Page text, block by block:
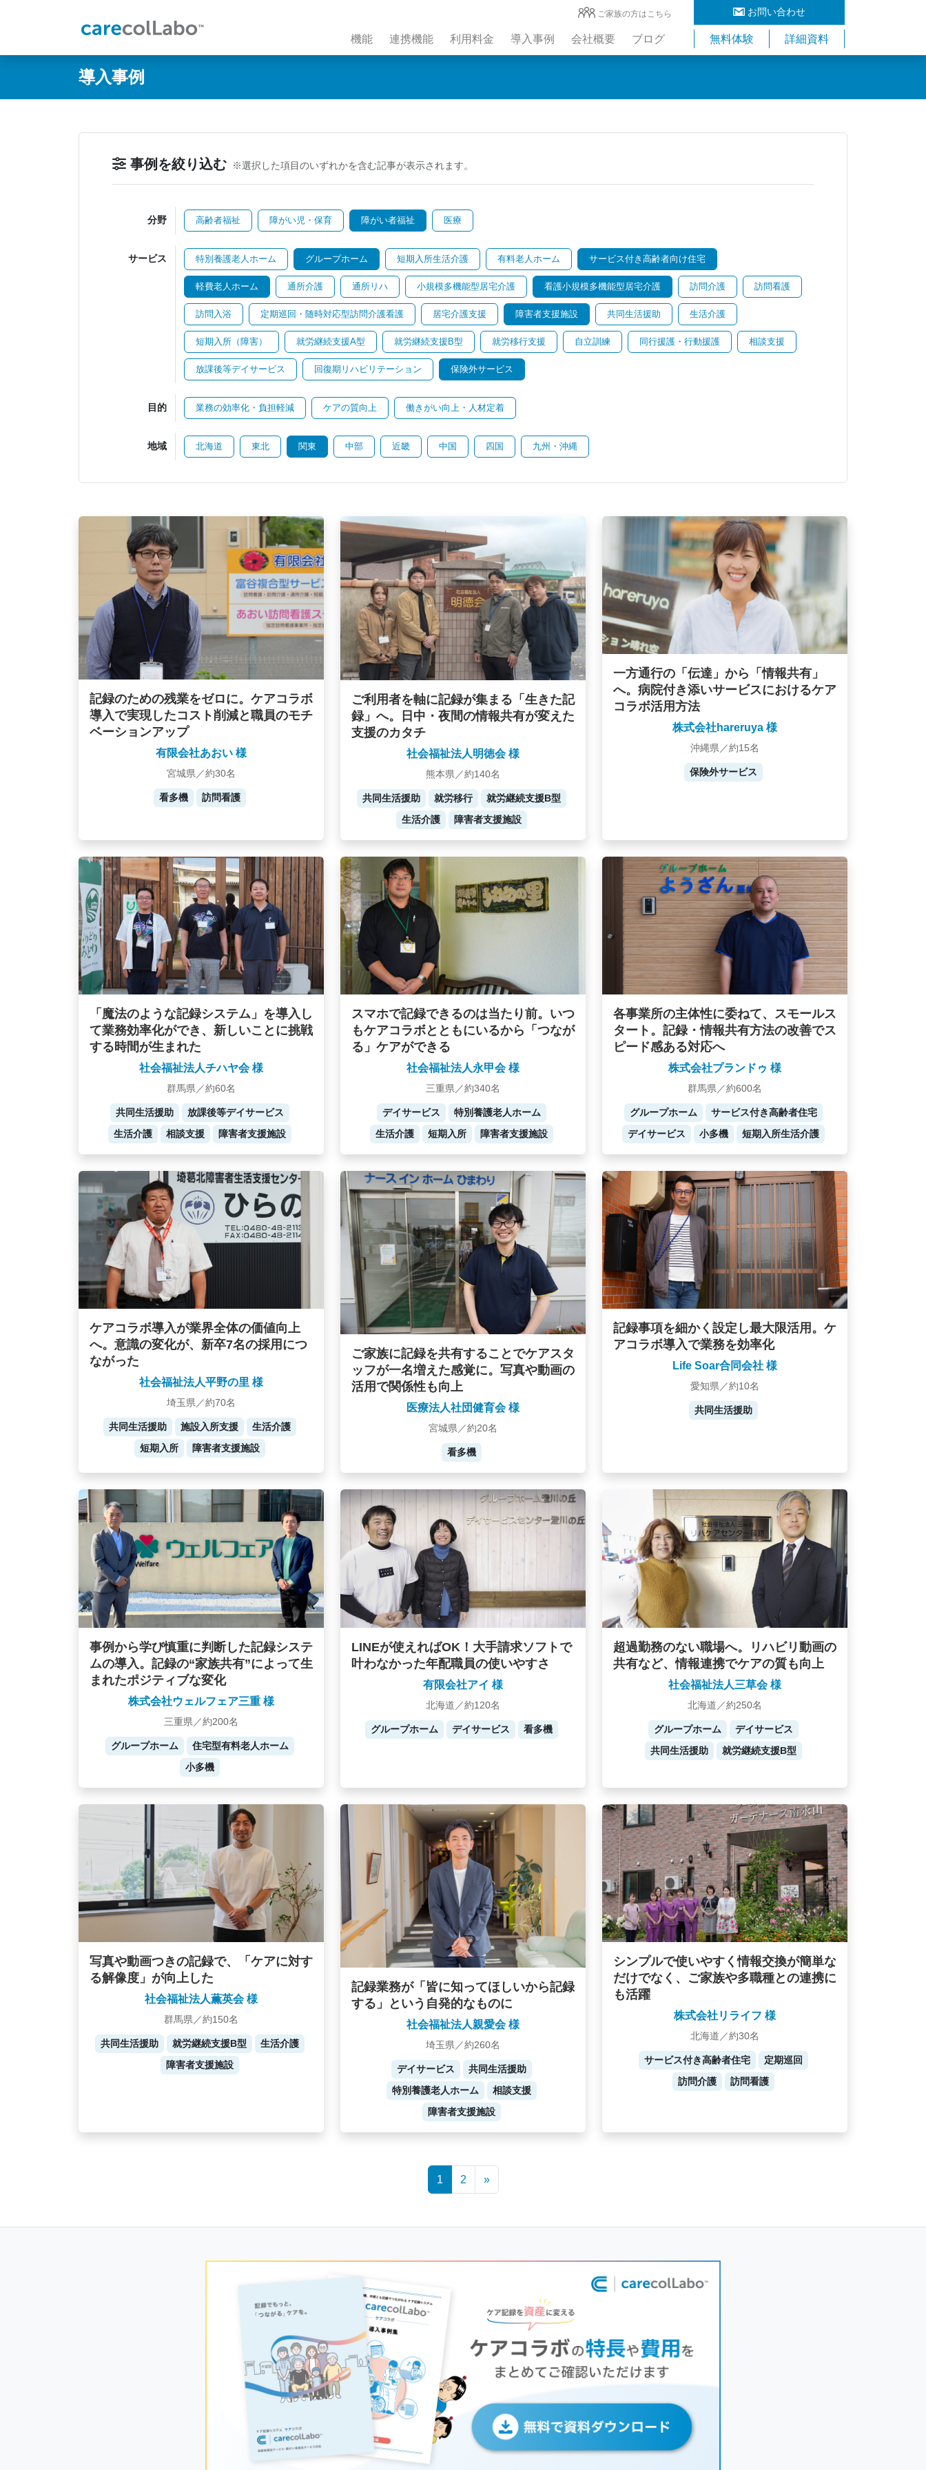
お問い合わせ
ご家族の方はこちら
機能 連携機能 利用料金 導入事例 会社概要 ブログ 無料体験 詳細資料
導入事例
事例を絞り込む ※選択した項目のいずれかを含む記事が表示されます。
分野 高齢者福祉 障がい児・保育 障がい者福祉 医療
サービス 特別養護老人ホーム グループホーム 短期入所生活介護 有料老人ホーム サービス付き高齢者向け住宅
軽費老人ホーム 通所介護 通所リハ 小規模多機能型居宅介護 看護小規模多機能型居宅介護 訪問介護 訪問看護
訪問入浴 定期巡回・随時対応型訪問介護看護 居宅介護支援 障害者支援施設 共同生活援助 生活介護
短期入所（障害） 就労継続支援A型 就労継続支援B型 就労移行支援 自立訓練 同行援護・行動援護 相談支援
放課後等デイサービス 回復期リハビリテーション 保険外サービス
目的 業務の効率化・負担軽減 ケアの質向上 働きがい向上・人材定着
地域 北海道 東北 関東 中部 近畿 中国 四国 九州・沖縄
記録のための残業をゼロに。ケアコラボ
導入で実現したコスト削減と職員のモチ
ベーションアップ
有限会社あおい 様
宮城県／約30名
看多機 訪問看護
ご利用者を軸に記録が集まる「生きた記
録」へ。日中・夜間の情報共有が変えた
支援のカタチ
社会福祉法人明徳会 様
熊本県／約140名
共同生活援助 就労移行
就労継続支援B型
生活介護
障害者支援施設
一方通行の「伝達」から「情報共有」
へ。病院付き添いサービスにおけるケア
コラボ活用方法
株式会社hareruya 様
沖縄県／約15名
保険外サービス
「魔法のような記録システム」を導入し
て業務効率化ができ、新しいことに挑戦
する時間が生まれた
社会福祉法人チハヤ会 様
群馬県／約60名
共同生活援助
放課後等デイサービス
生活介護
相談支援 障害者支援施設
スマホで記録できるのは当たり前。いつ
もケアコラボとともにいるから「つなが
る」ケアができる
社会福祉法人永甲会 様
三重県／約340名
デイサービス
特別養護老人ホーム
生活介護
短期入所 障害者支援施設
各事業所の主体性に委ねて、スモールス
タート。記録・情報共有方法の改善でス
ピード感ある対応へ
株式会社プランドゥ 様
群馬県／約600名
グループホーム
サービス付き高齢者住宅
デイサービス
小多機 短期入所生活介護
ケアコラボ導入が業界全体の価値向上
へ。意識の変化が、新卒7名の採用につ
ながった
社会福祉法人平野の里 様
埼玉県／約70名
共同生活援助 施設入所支援
生活介護
短期入所
障害者支援施設
ご家族に記録を共有することでケアスタ
ッフが一名増えた感覚に。写真や動画の
活用で関係性も向上
医療法人社団健育会 様
宮城県／約20名
看多機
記録事項を細かく設定し最大限活用。ケ
アコラボ導入で業務を効率化
Life Soar合同会社 様
愛知県／約10名
共同生活援助
事例から学び慎重に判断した記録システ
ムの導入。記録の“家族共有”によって生
まれたポジティブな変化
株式会社ウェルフェア三重 様
三重県／約200名
グループホーム
住宅型有料老人ホーム
小多機
LINEが使えればOK！大手請求ソフトで
叶わなかった年配職員の使いやすさ
有限会社アイ 様
北海道／約120名
グループホーム デイサービス 看多機
超過勤務のない職場へ。リハビリ動画の
共有など、情報連携でケアの質も向上
社会福祉法人三草会 様
北海道／約250名
グループホーム
デイサービス
共同生活援助
就労継続支援B型
写真や動画つきの記録で、「ケアに対す
る解像度」が向上した
社会福祉法人薫英会 様
群馬県／約150名
共同生活援助 就労継続支援B型
生活介護
障害者支援施設
記録業務が「皆に知ってほしいから記録
する」という自発的なものに
社会福祉法人親愛会 様
埼玉県／約260名
デイサービス
共同生活援助
特別養護老人ホーム
相談支援
障害者支援施設
シンプルで使いやすく情報交換が簡単な
だけでなく、ご家族や多職種との連携に
も活躍
株式会社リライフ 様
北海道／約30名
サービス付き高齢者住宅
定期巡回
訪問介護
訪問看護
1 2 »